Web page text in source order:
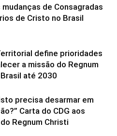
mudanças de Consagradas
de Cristo no Brasil
define prioridades
a missão do Regnum
até 2030
precisa desarmar em
Carta do CDG aos
Regnum Christi